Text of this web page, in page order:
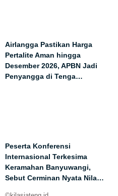
Airlangga Pastikan Harga
Pertalite Aman hingga
Desember 2026, APBN Jadi
Penyangga di Tenga…
Peserta Konferensi
Internasional Terkesima
Keramahan Banyuwangi,
Sebut Cerminan Nyata Nila…